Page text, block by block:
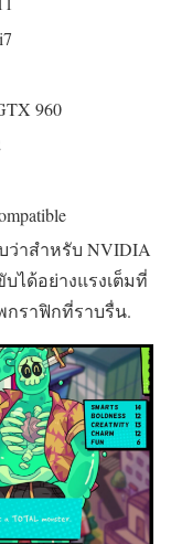
960
ว่าสำหรับ NVIDIA
ได้อย่างแรงเต็มที่
ราฟิกที่ราบรื่น.